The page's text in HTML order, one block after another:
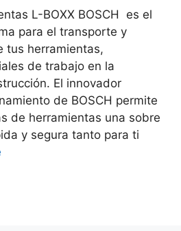
L-BOXX BOSCH es el
para el transporte y
tus herramientas,
de trabajo en la
El innovador
de BOSCH permite
de herramientas una sobre
y segura tanto para ti